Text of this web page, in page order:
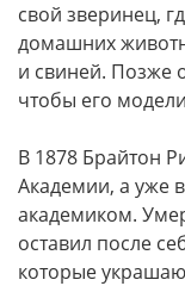
свой зверинец,
домашних
и свиней. Позже
чтобы его
В 1878 Брайтон
Академии, а уже
академиком.
оставил после
которые